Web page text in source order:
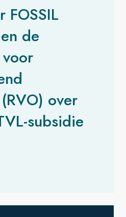
FOSSIL
de
over
subsidie